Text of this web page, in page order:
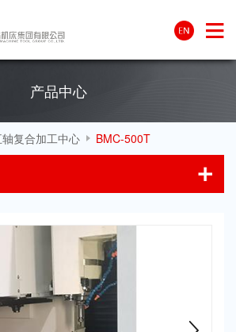
产品中心
轴复合加工中心 BMC-500T